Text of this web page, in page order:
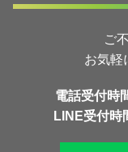
ご
お気軽
電話受付時
LINE受付時